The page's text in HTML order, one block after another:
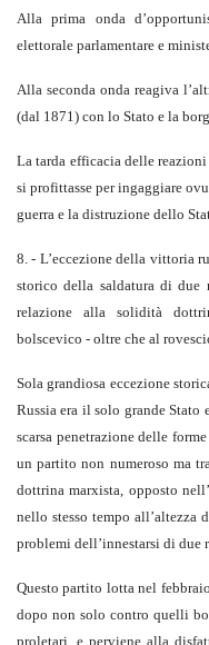
Alla prima onda
elettorale parlamentare e
Alla seconda onda reagiva
(dal 1871) con lo Stato e la
La tarda efficacia delle
si profittasse per ingaggiare
guerra e la distruzione dello
8. - L’eccezione della vittoria
storico della saldatura di due
relazione alla solidità
bolscevico - oltre che al
Sola grandiosa eccezione
Russia era il solo grande Stato
scarsa penetrazione delle
un partito non numeroso ma
dottrina marxista, opposto
nello stesso tempo
problemi dell’innestarsi di
Questo partito lotta nel
dopo non solo contro quelli
proletari, e perviene alla